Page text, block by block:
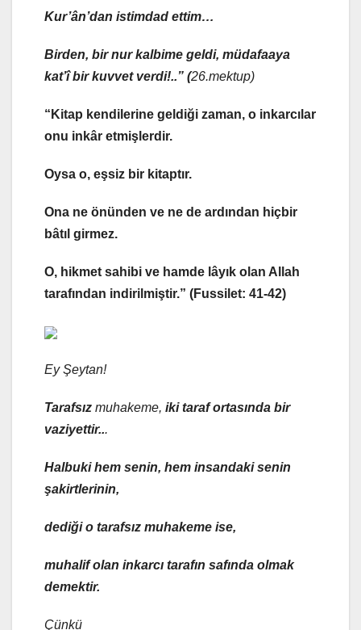
Kur’ân’dan istimdad ettim…
Birden, bir nur kalbime geldi, müdafaaya
kat’î bir kuvvet verdi!..” (26.mektup)
“Kitap kendilerine geldiği zaman, o inkarcılar
onu inkâr etmişlerdir.
Oysa o, eşsiz bir kitaptır.
Ona ne önünden ve ne de ardından hiçbir
bâtıl girmez.
O, hikmet sahibi ve hamde lâyık olan Allah
tarafından indirilmiştir.” (Fussilet: 41-42)
Ey Şeytan!
Tarafsız muhakeme, iki taraf ortasında bir
vaziyettir...
Halbuki hem senin, hem insandaki senin
şakirtlerinin,
dediği o tarafsız muhakeme ise,
muhalif olan inkarcı tarafın safında olmak
demektir.
Çünkü